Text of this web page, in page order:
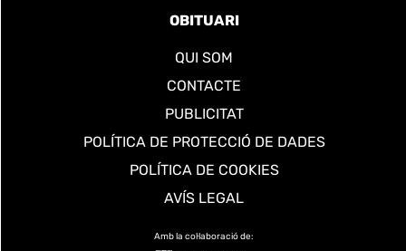
OBITUARI
QUI SOM
CONTACTE
PUBLICITAT
POLÍTICA DE PROTECCIÓ DE DADES
POLÍTICA DE COOKIES
AVÍS LEGAL
Amb la col·laboració de: